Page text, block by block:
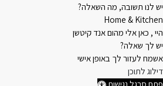
יש לנו תשובה, מה השאלה?
Home & Kitchen
היי , כאן אלי מהום אנד קיטשן
יש לך שאלה?
אשמח לעזור לך באופן אישי
דילוג לתוכן